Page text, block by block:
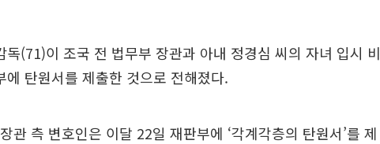
(71)이 조국 전 법무부 장관과 아내 정경심 씨의 자녀 입시 비
탄원서를 제출한 것으로 전해졌다.
관 측 변호인은 이달 22일 재판부에 ‘각계각층의 탄원서’를 제